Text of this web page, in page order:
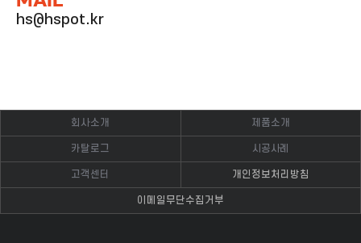
hs@hspot.kr
회사소개 제품소개
카탈로그 시공사례
고객센터 개인정보처리방침
이메일무단수집거부